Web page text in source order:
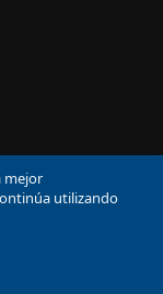
mejor
utilizando